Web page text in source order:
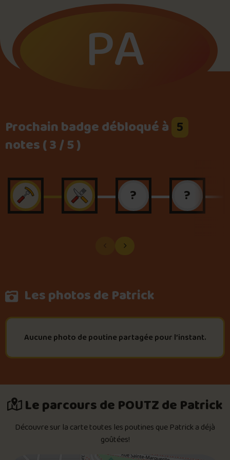
PA
Prochain badge débloqué à 5
notes ( 3 / 5 )
? ?
Les photos de Patrick
Aucune photo de poutine partagée pour l’instant.
Le parcours de POUTZ de Patrick
Découvre sur la carte toutes les poutines que Patrick a déjà
goûtées!